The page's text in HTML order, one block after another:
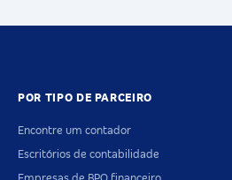
POR TIPO DE PARCEIRO
Encontre um contador
Escritórios de contabilidade